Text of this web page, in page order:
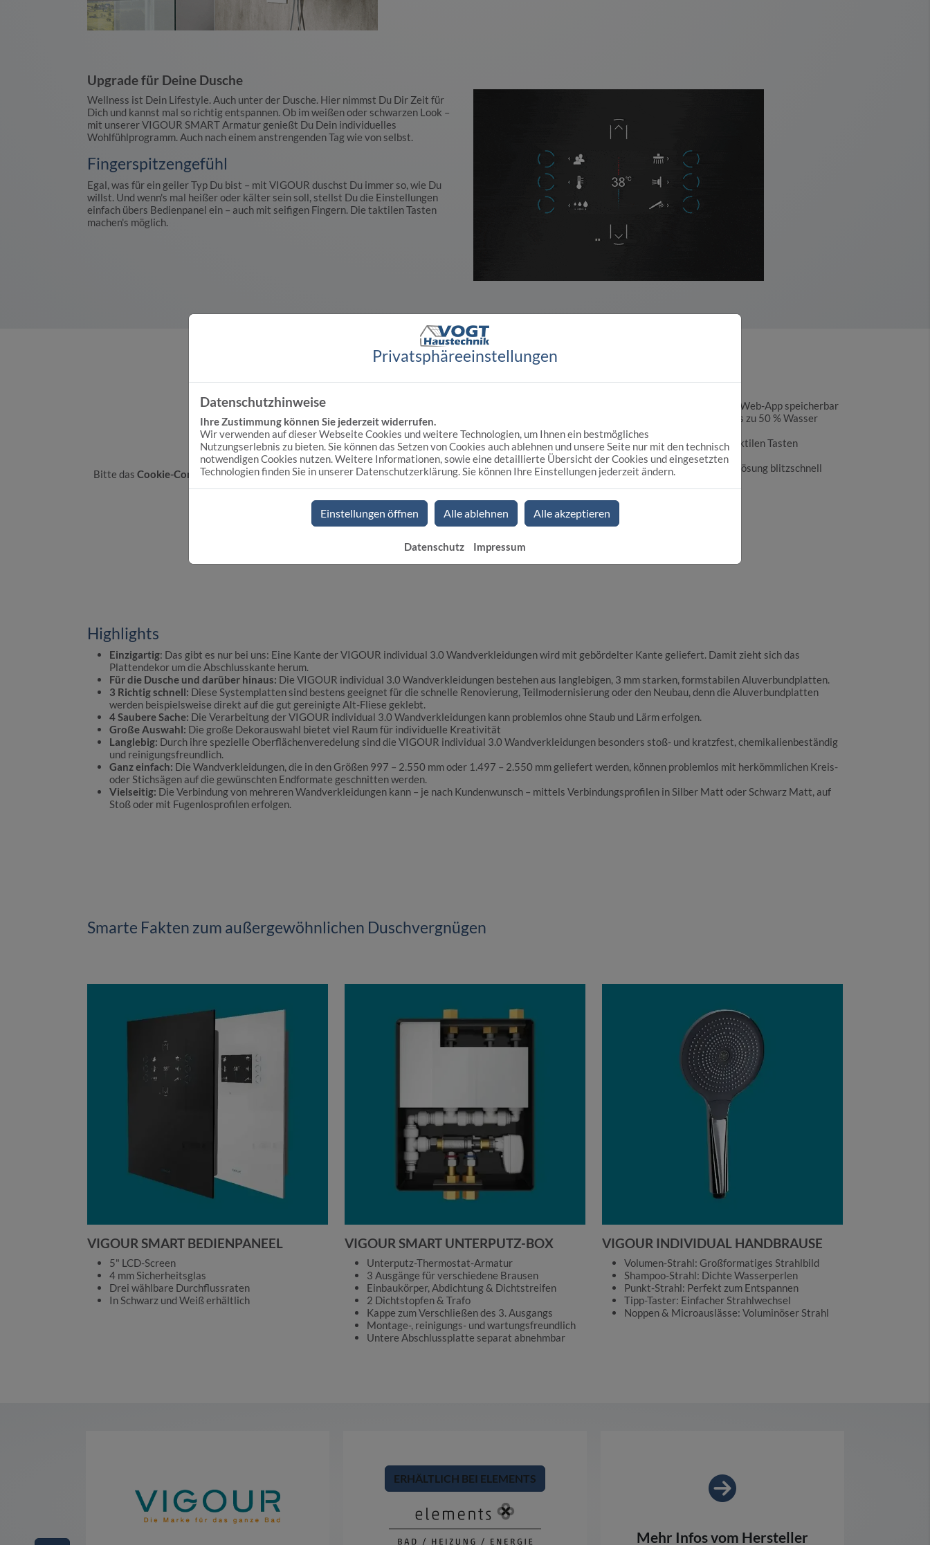
Upgrade für Deine Dusche
Wellness ist Dein Lifestyle. Auch unter der Dusche. Hier nimmst Du Dir Zeit für
Dich und kannst mal so richtig entspannen. Ob im weißen oder schwarzen Look –
mit unserer VIGOUR SMART Armatur genießt Du Dein individuelles
Wohlfühlprogramm. Auch nach einem anstrengenden Tag wie von selbst.
Fingerspitzengefühl
Egal, was für ein geiler Typ Du bist – mit VIGOUR duschst Du immer so, wie Du
willst. Und wenn's mal heißer oder kälter sein soll, stellst Du die Einstellungen
einfach übers Bedienpanel ein – auch mit seifigen Fingern. Die taktilen Tasten
machen's möglich.
Bitte das Cookie-Consent-Tool öffnen, um die für dieses Element notwendigen
Cookies zu akzeptieren.
Deine cleveren VIGOUR SMART Vorteile
10 Profile über die kostenlose Web-App speicherbar
Mit dem Präsenz-Bewegungssensor bis zu 50 % Wasser
sparen
Easy bedienbar: Auch mit seifigen Händen über die taktilen Tasten
einstellbar
Einfache Montage:Komplett vorbereitete Unterputzlösung blitzschnell
Highlights
Einzigartig: Das gibt es nur bei uns: Eine Kante der VIGOUR individual 3.0 Wandverkleidungen wird mit gebördelter Kante geliefert. Damit zieht sich das
Plattendekor um die Abschlusskante herum.
Für die Dusche und darüber hinaus: Die VIGOUR individual 3.0 Wandverkleidungen bestehen aus langlebigen, 3 mm starken, formstabilen Aluverbundplatten.
3 Richtig schnell: Diese Systemplatten sind bestens geeignet für die schnelle Renovierung, Teilmodernisierung oder den Neubau, denn die Aluverbundplatten
werden beispielsweise direkt auf die gut gereinigte Alt-Fliese geklebt.
4Saubere Sache: Die Verarbeitung der VIGOUR individual 3.0 Wandverkleidungen kann problemlos ohne Staub und Lärm erfolgen.
Große Auswahl: Die große Dekorauswahl bietet viel Raum für individuelle Kreativität
Langlebig: Durch ihre spezielle Oberflächenveredelung sind die VIGOUR individual 3.0 Wandverkleidungen besonders stoß- und kratzfest, chemikalienbeständig
und reinigungsfreundlich.
Ganz einfach: Die Wandverkleidungen, die in den Größen 997 – 2.550 mm oder 1.497 – 2.550 mm geliefert werden, können problemlos mit herkömmlichen Kreis-
oder Stichsägen auf die gewünschten Endformate geschnitten werden.
Vielseitig: Die Verbindung von mehreren Wandverkleidungen kann – je nach Kundenwunsch – mittels Verbindungsprofilen in Silber Matt oder Schwarz Matt, auf
Stoß oder mit Fugenlosprofilen erfolgen.
Smarte Fakten zum außergewöhnlichen Duschvergnügen
VIGOUR SMART BEDIENPANEEL
5" LCD-Screen
4 mm Sicherheitsglas
Drei wählbare Durchflussraten
In Schwarz und Weiß erhältlich
VIGOUR SMART UNTERPUTZ-BOX
Unterputz-Thermostat-Armatur
3 Ausgänge für verschiedene Brausen
Einbaukörper, Abdichtung & Dichtstreifen
2 Dichtstopfen & Trafo
Kappe zum Verschließen des 3. Ausgangs
Montage-, reinigungs- und wartungsfreundlich
Untere Abschlussplatte separat abnehmbar
VIGOUR INDIVIDUAL HANDBRAUSE
Volumen-Strahl: Großformatiges Strahlbild
Shampoo-Strahl: Dichte Wasserperlen
Punkt-Strahl: Perfekt zum Entspannen
Tipp-Taster: Einfacher Strahlwechsel
Noppen & Microauslässe: Voluminöser Strahl
ERHÄLTLICH BEI ELEMENTS
Mehr Infos vom Hersteller
Privatsphäre­einstellungen
Datenschutzhinweise
Ihre Zustimmung können Sie jederzeit widerrufen.
Wir verwenden auf dieser Webseite Cookies und weitere Technologien, um Ihnen ein bestmögliches
Nutzungserlebnis zu bieten. Sie können das Setzen von Cookies auch ablehnen und unsere Seite nur mit den technisch
notwendigen Cookies nutzen. Weitere Informationen, sowie eine detaillierte Übersicht der Cookies und eingesetzten
Technologien finden Sie in unserer Datenschutzerklärung. Sie können Ihre Einstellungen jederzeit ändern.
Einstellungen öffnen Alle ablehnen Alle akzeptieren
Datenschutz Impressum